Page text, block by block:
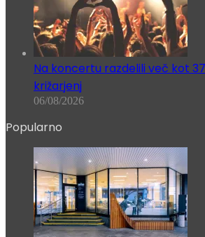
Na koncertu razdelili več kot
križarjenj
06/08/2026
Popularno